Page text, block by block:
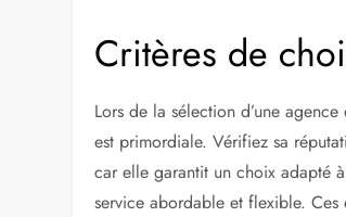
Critères de
Lors de la sélection d’une
est primordiale. Vérifiez sa
car elle garantit un choix adapté
service abordable et flexible.